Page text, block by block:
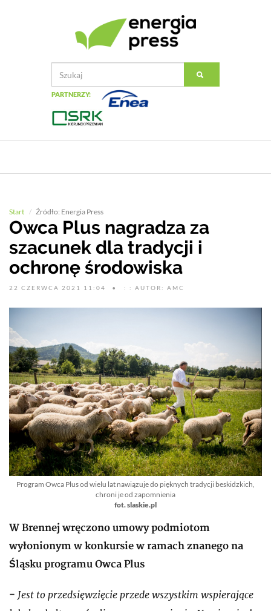
PARTNERZY:
Start Źródło: Energia Press
Owca Plus nagradza za
szacunek dla tradycji i
ochronę środowiska
22 CZERWCA 2021 11:04 : : AUTOR: AMC
Program Owca Plus od wielu lat nawiązuje do pięknych tradycji beskidzkich,
chroni je od zapomnienia
fot. slaskie.pl
W Brennej wręczono umowy podmiotom
wyłonionym w konkursie w ramach znanego na
Śląsku programu Owca Plus
- Jest to przedsięwzięcie przede wszystkim wspierające